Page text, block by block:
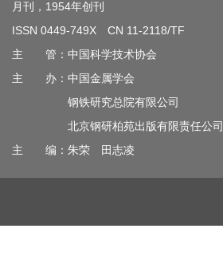
月刊，1954年创刊
ISSN 0449-749X CN 11-2118/TF
主 管：中国科学技术协会
主 办：中国金属学会
钢铁研究总院有限公司
北京钢研柏苑出版有限责任公司
主 编：朱荣 田志凌